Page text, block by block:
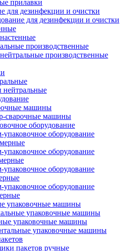
прилавки
для дезинфекции и очистки
для дезинфекции и очистки
производственные
производственные
машины
сварочные машины
оборудование
упаковочное оборудование
упаковочное оборудование
упаковочное оборудование
упаковочное оборудование
упаковочные машины
упаковочные машины
упаковочные машины
упаковочные машины
пакетов ручные